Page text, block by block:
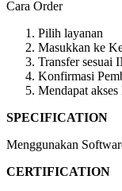
Cara Order
Pilih layanan
Masukkan ke
Transfer sesuai
Konfirmasi
Mendapat akses
SPECIFICATION
Menggunakan
CERTIFICATION